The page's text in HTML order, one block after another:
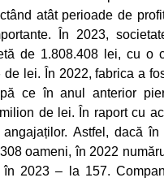
atât perioade de
În 2023,
de 1.808.408 lei, cu o
de lei. În 2022, fabrica a
ce în anul anterior
de lei. În raport cu
Astfel, dacă
oameni, în 2022
în 2023 – la 157.